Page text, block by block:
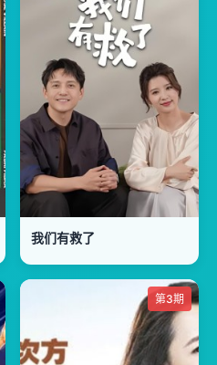
我们有救了
第3期